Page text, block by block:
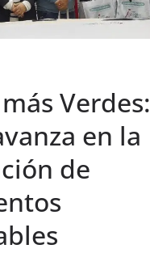
Verdes:
en la
de